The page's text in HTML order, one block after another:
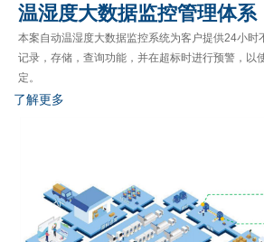
温湿度大数据监控管理体系
本案自动温湿度大数据监控系统为客户提供24小时
记录，存储，查询功能，并在超标时进行预警，以
定。
了解更多